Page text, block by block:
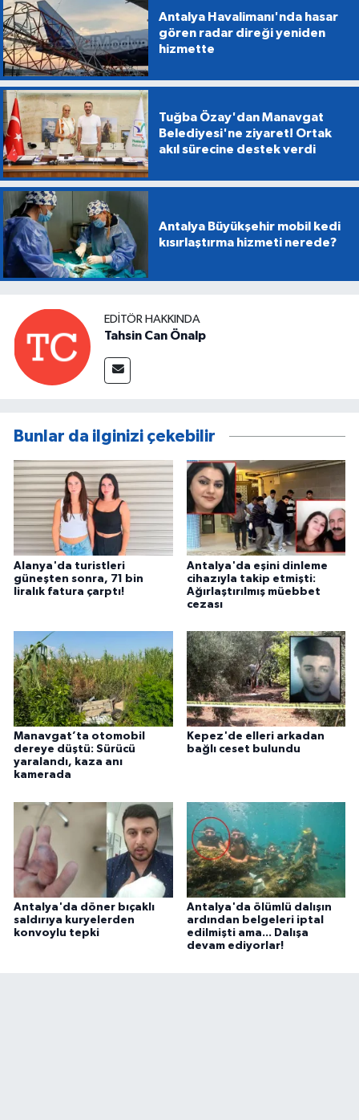
Antalya Havalimanı'nda hasar
gören radar direği yeniden
hizmette
Tuğba Özay'dan Manavgat
Belediyesi'ne ziyaret! Ortak
akıl sürecine destek verdi
Antalya Büyükşehir mobil kedi
kısırlaştırma hizmeti nerede?
EDITÖR HAKKINDA
Tahsin Can Önalp
Bunlar da ilginizi çekebilir
Alanya'da turistleri
güneşten sonra, 71 bin
liralık fatura çarptı!
Antalya'da eşini dinleme
cihazıyla takip etmişti:
Ağırlaştırılmış müebbet
cezası
Manavgat’ta otomobil
dereye düştü: Sürücü
yaralandı, kaza anı
kamerada
Kepez'de elleri arkadan
bağlı ceset bulundu
Antalya'da döner bıçaklı
saldırıya kuryelerden
konvoylu tepki
Antalya'da ölümlü dalışın
ardından belgeleri iptal
edilmişti ama... Dalışa
devam ediyorlar!